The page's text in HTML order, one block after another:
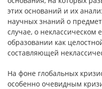
этих оснований и их
научных знаний о
случае, о неклассическом
образовании как
составляющей
На фоне глобальных
особенно очевидным